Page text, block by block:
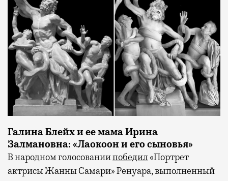
Галина Блейх и ее мама Ирина
Залмановна: «Лаокоон и его сыновья»
В народном голосованиипобедил«Портрет
актрисы Жанны Самари» Ренуара, выполненный